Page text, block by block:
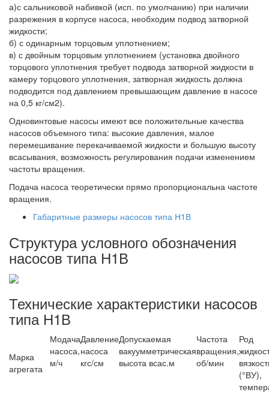
а)с сальниковой набивкой (исп. по умолчанию) при наличии
разрежения в корпусе насоса, необходим подвод затворной
жидкости;
б) с одинарным торцовым уплотнением;
в) с двойным торцовым уплотнением (установка двойного
торцового уплотнения требует подвода затворной жидкости в
камеру торцового уплотнения, затворная жидкость должна
подводится под давлением превышающим давление в насосе
на 0,5 кг/см2).
Одновинтовые насосы имеют все положительные качества
насосов объемного типа: высокие давления, малое
перемешивание перекачиваемой жидкости и большую высоту
всасывания, возможность регулирования подачи изменением
частоты вращения.
Подача насоса теоретически прямо пропорциональна частоте
вращения.
Габаритные размеры насосов типа Н1В
Структура условного обозначения
насосов типа Н1В
Технические характеристики насосов
типа Н1В
Марка
агрегата
Модача
насоса,
м/ч
Давление
насоса
кгс/см
Допускаемая
вакуумметрическая
высота всас.м
Частота
вращения,
об/мин
Род
(°ВУ),